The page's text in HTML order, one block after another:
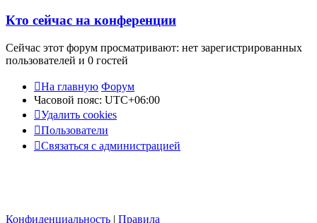
Кто сейчас на конференции
Сейчас этот форум просматривают: нет зарегистрированных
пользователей и 0 гостей
На главную Форум
Часовой пояс: UTC+06:00
Удалить cookies
Пользователи
Связаться с администрацией
Конфиденциальность | Правила